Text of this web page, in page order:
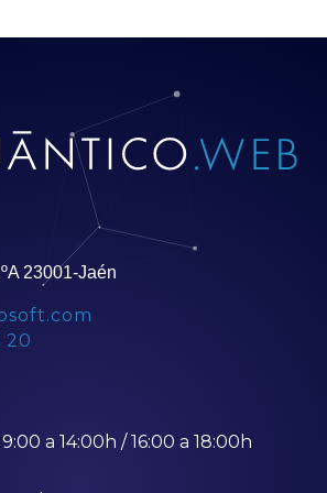
23001-Jaén
20
a 14:00h / 16:00 a 18:00h